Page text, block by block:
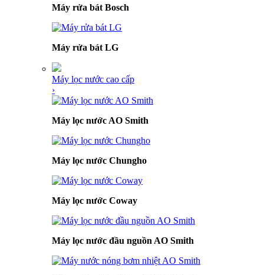
Máy rửa bát Bosch
Máy rửa bát LG
Máy lọc nước cao cấp
›
Máy lọc nước AO Smith
Máy lọc nước Chungho
Máy lọc nước Coway
Máy lọc nước đầu nguồn AO Smith